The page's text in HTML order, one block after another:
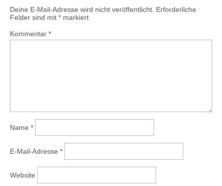
Deine E-Mail-Adresse wird nicht veröffentlicht. Erforderliche
Felder sind mit * markiert
Kommentar *
Name *
E-Mail-Adresse *
Website